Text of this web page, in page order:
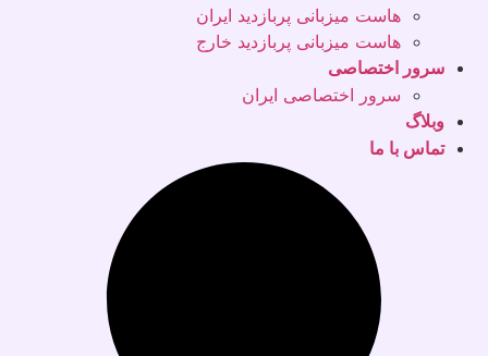
هاست میزبانی پربازدید ایران
هاست میزبانی پربازدید خارج
سرور اختصاصی
سرور اختصاصی ایران
وبلاگ
تماس با ما